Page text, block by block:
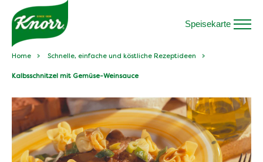
Speisekarte
Home Schnelle, einfache und köstliche Rezeptideen
Kalbsschnitzel mit Gemüse-Weinsauce